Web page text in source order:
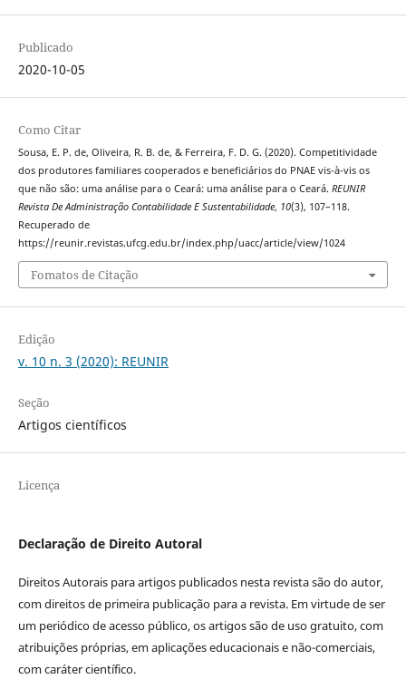
Publicado
2020-10-05
Como Citar
Sousa, E. P. de, Oliveira, R. B. de, & Ferreira, F. D. G. (2020). Competitividade
dos produtores familiares cooperados e beneficiários do PNAE vis-à-vis os
que não são: uma análise para o Ceará: uma análise para o Ceará. REUNIR
Revista De Administração Contabilidade E Sustentabilidade, 10(3), 107–118.
Recuperado de
https://reunir.revistas.ufcg.edu.br/index.php/uacc/article/view/1024
Fomatos de Citação
Edição
v. 10 n. 3 (2020): REUNIR
Seção
Artigos científicos
Licença
Declaração de Direito Autoral
Direitos Autorais para artigos publicados nesta revista são do autor,
com direitos de primeira publicação para a revista. Em virtude de ser
um periódico de acesso público, os artigos são de uso gratuito, com
atribuições próprias, em aplicações educacionais e não-comerciais,
com caráter científico.